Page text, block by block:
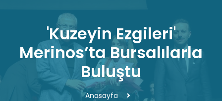
'Kuzeyin Ezgileri'
Merinos’ta Bursalılarla
Buluştu
Anasayfa